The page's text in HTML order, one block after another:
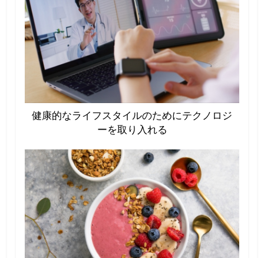
健康的なライフスタイルのためにテクノロジ
ーを取り入れる